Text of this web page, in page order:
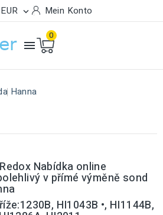
 Mein Konto

0
Hanna
Nabídka online
v přímé výměně sond
HI1043B •, HI1144B,